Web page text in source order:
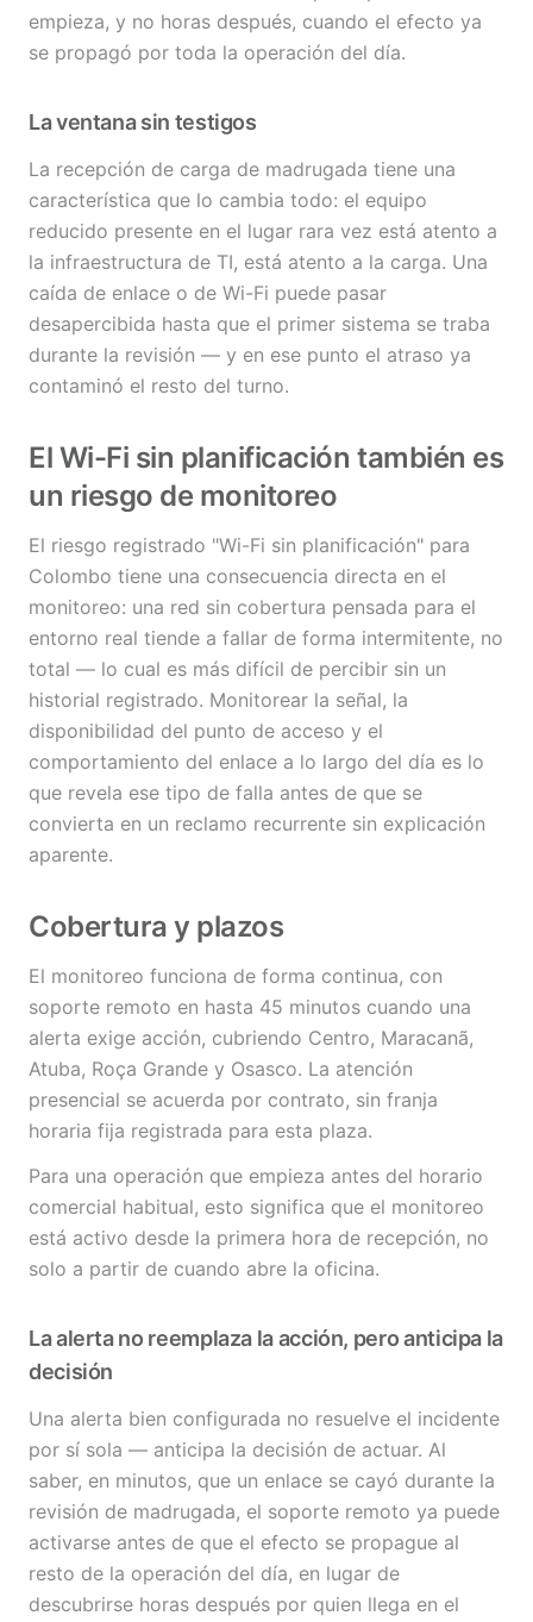
empieza, y no horas después, cuando el efecto ya
se propagó por toda la operación del día.
La ventana sin testigos
La recepción de carga de madrugada tiene una
característica que lo cambia todo: el equipo
reducido presente en el lugar rara vez está atento a
la infraestructura de TI, está atento a la carga. Una
caída de enlace o de Wi-Fi puede pasar
desapercibida hasta que el primer sistema se traba
durante la revisión — y en ese punto el atraso ya
contaminó el resto del turno.
El Wi-Fi sin planificación también es
un riesgo de monitoreo
El riesgo registrado "Wi-Fi sin planificación" para
Colombo tiene una consecuencia directa en el
monitoreo: una red sin cobertura pensada para el
entorno real tiende a fallar de forma intermitente, no
total — lo cual es más difícil de percibir sin un
historial registrado. Monitorear la señal, la
disponibilidad del punto de acceso y el
comportamiento del enlace a lo largo del día es lo
que revela ese tipo de falla antes de que se
convierta en un reclamo recurrente sin explicación
aparente.
Cobertura y plazos
El monitoreo funciona de forma continua, con
soporte remoto en hasta 45 minutos cuando una
alerta exige acción, cubriendo Centro, Maracanã,
Atuba, Roça Grande y Osasco. La atención
presencial se acuerda por contrato, sin franja
horaria fija registrada para esta plaza.
Para una operación que empieza antes del horario
comercial habitual, esto significa que el monitoreo
está activo desde la primera hora de recepción, no
solo a partir de cuando abre la oficina.
La alerta no reemplaza la acción, pero anticipa la
decisión
Una alerta bien configurada no resuelve el incidente
por sí sola — anticipa la decisión de actuar. Al
saber, en minutos, que un enlace se cayó durante la
revisión de madrugada, el soporte remoto ya puede
activarse antes de que el efecto se propague al
resto de la operación del día, en lugar de
descubrirse horas después por quien llega en el